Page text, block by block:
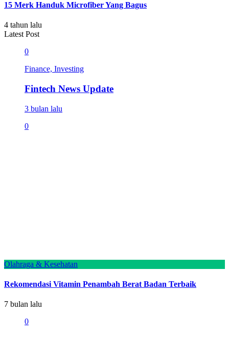
15 Merk Handuk Microfiber Yang Bagus
4 tahun lalu
Latest Post
0
Finance, Investing
Fintech News Update
3 bulan lalu
0
Olahraga & Kesehatan
Rekomendasi Vitamin Penambah Berat Badan Terbaik
7 bulan lalu
0